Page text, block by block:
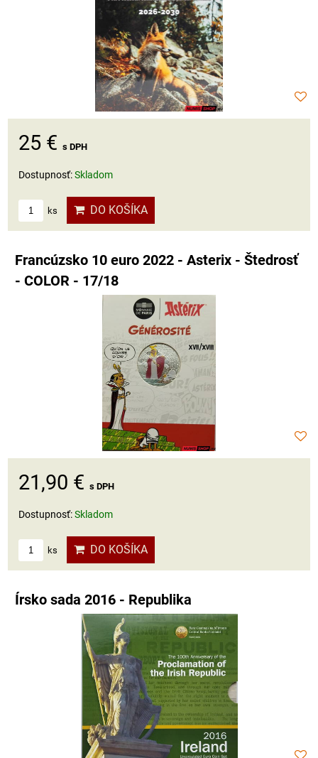
25 € s DPH
Dostupnosť:Skladom
ks DO KOŠÍKA
Francúzsko 10 euro 2022 - Asterix - Štedrosť
- COLOR - 17/18
21,90 € s DPH
Dostupnosť:Skladom
ks DO KOŠÍKA
Írsko sada 2016 - Republika